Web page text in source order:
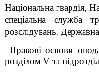
Національна гвардія,
спеціальна служба
розслідувань,
Правові основи
розділом V та